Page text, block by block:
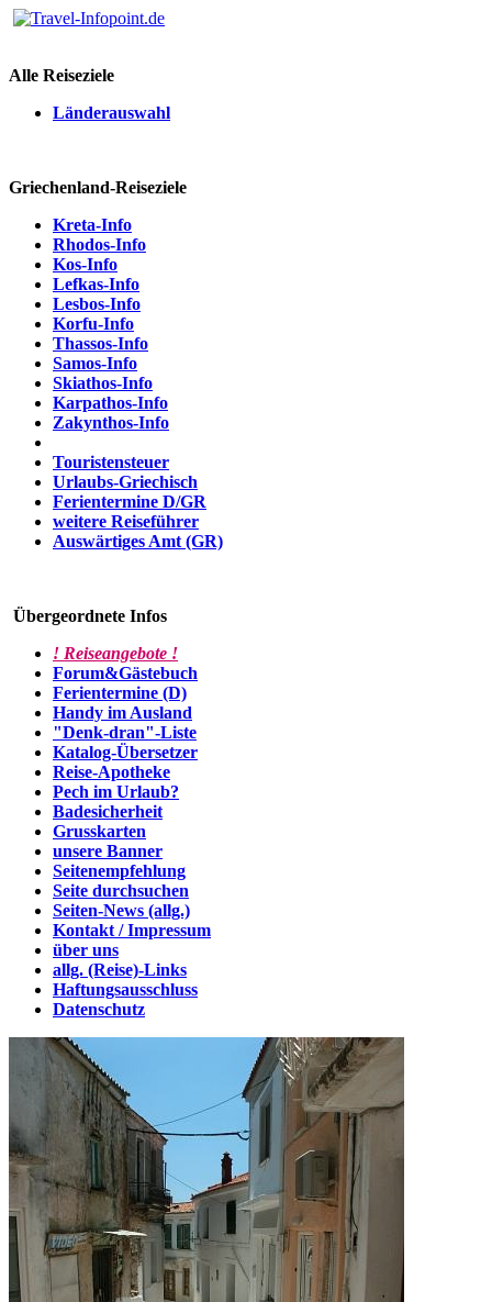
Alle Reiseziele
Länderauswahl
Griechenland-Reiseziele
Kreta-Info
Rhodos-Info
Kos-Info
Lefkas-Info
Lesbos-Info
Korfu-Info
Thassos-Info
Samos-Info
Skiathos-Info
Karpathos-Info
Zakynthos-Info
Touristensteuer
Urlaubs-Griechisch
Ferientermine D/GR
weitere Reiseführer
Auswärtiges Amt (GR)
Übergeordnete Infos
! Reiseangebote !
Forum&Gästebuch
Ferientermine (D)
Handy im Ausland
"Denk-dran"-Liste
Katalog-Übersetzer
Reise-Apotheke
Pech im Urlaub?
Badesicherheit
Grusskarten
unsere Banner
Seitenempfehlung
Seite durchsuchen
Seiten-News (allg.)
Kontakt / Impressum
über uns
allg. (Reise)-Links
Haftungsausschluss
Datenschutz